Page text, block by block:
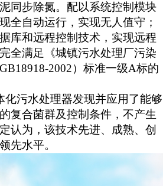
同步除氮。配以系统控制模块
全自动运行，实现无人值守；
库和远程控制技术，实现远程
全满足《城镇污水处理厂污染
GB18918-2002）标准一级A标的
化污水处理器发现并应用了能够
复合菌群及控制条件，不产生
认为，该技术先进、成熟、创
先水平。